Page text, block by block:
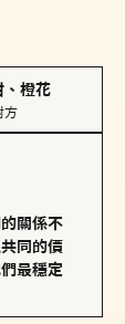
、橙花
方
關係不
同的價
最穩定